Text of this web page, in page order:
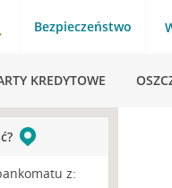
Bezpieczeństwo
KREDYTOWE
z: